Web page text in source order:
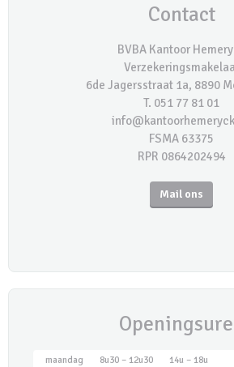
Contact
BVBA Kantoor
6de Jagersstraat 1a, 8890
T. 051 77 81 01
FSMA 63375
RPR 0864202494
Mail ons
maandag 8u30 – 12u30
14u – 18u